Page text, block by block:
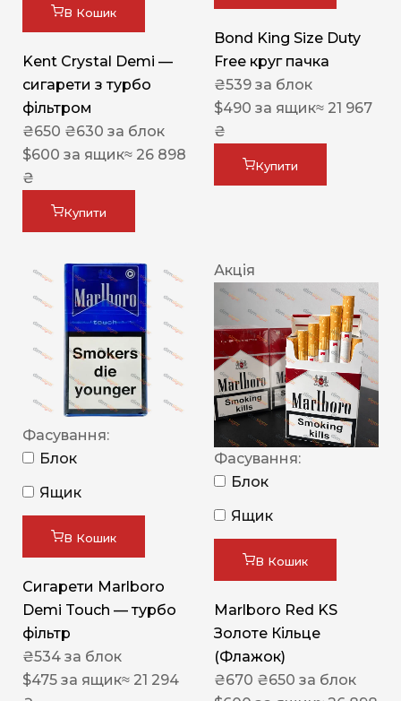
В Кошик
Kent Crystal Demi —
сигарети з турбо
фільтром
₴650 ₴630 за блок
$600 за ящик≈ 26 898
₴
Купити
Bond King Size Duty
Free круг пачка
₴539 за блок
$490 за ящик≈ 21 967
₴
Купити
Фасування:
Блок
Ящик
В Кошик
Сигарети Marlboro
Demi Touch — турбо
фільтр
₴534 за блок
$475 за ящик≈ 21 294
Акція
Фасування:
Блок
Ящик
В Кошик
Marlboro Red KS
Золоте Кільце
(Флажок)
₴670 ₴650 за блок